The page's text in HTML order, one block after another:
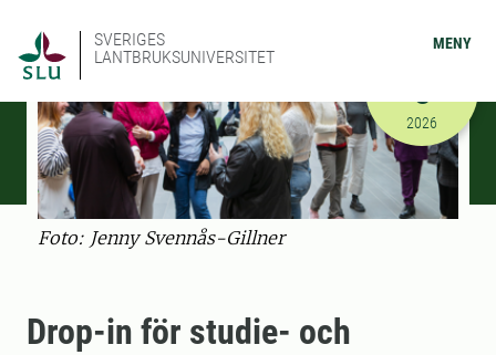
SVERIGES
LANTBRUKSUNIVERSITET
MENY
Foto: Jenny Svennås-Gillner
2026-09-
3
2026
Drop-in för studie- och